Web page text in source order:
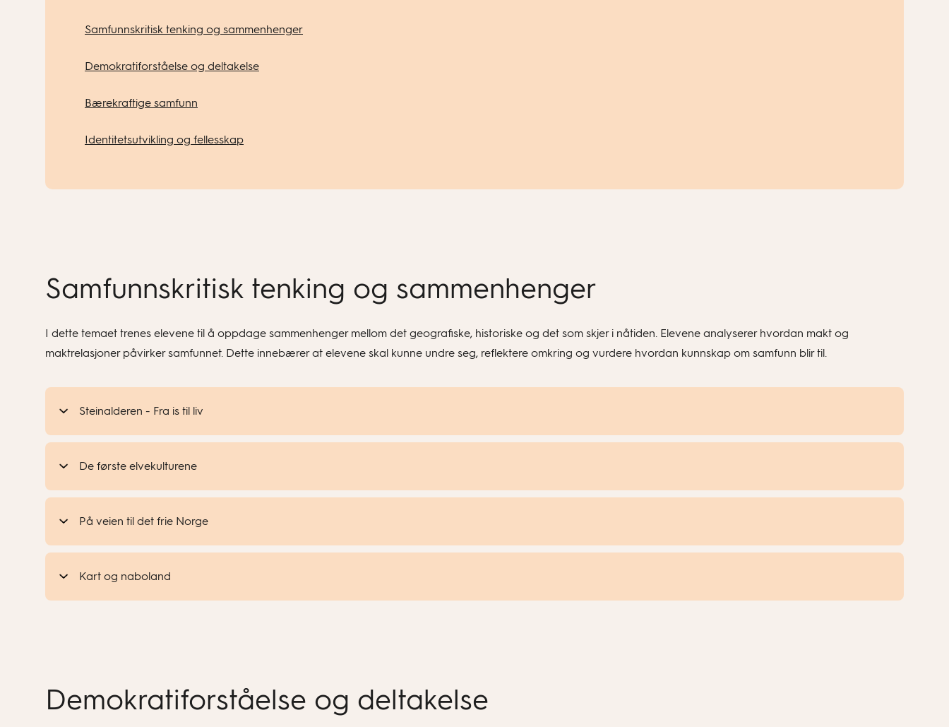
Samfunnskritisk tenking og sammenhenger
Demokratiforståelse og deltakelse
Bærekraftige samfunn
Identitetsutvikling og fellesskap
Samfunnskritisk tenking og sammenhenger
I dette temaet trenes elevene til å oppdage sammenhenger mellom det geografiske, historiske og det som skjer i nåtiden. Elevene analyserer hvordan makt og
maktrelasjoner påvirker samfunnet. Dette innebærer at elevene skal kunne undre seg, reflektere omkring og vurdere hvordan kunnskap om samfunn blir til.
Steinalderen - Fra is til liv
De første elvekulturene
På veien til det frie Norge
Kart og naboland
Demokratiforståelse og deltakelse